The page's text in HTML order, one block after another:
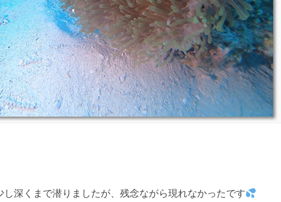
深くまで潜りましたが、残念ながら現れなかったです